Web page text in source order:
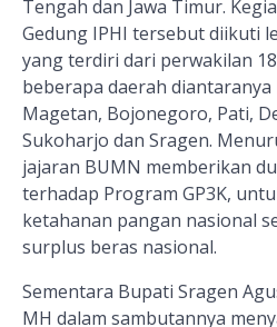
Tengah dan Jawa Timur.
Gedung IPHI tersebut diikuti
yang terdiri dari perwakilan
beberapa daerah
Magetan, Bojonegoro, Pati,
Sukoharjo dan Sragen.
jajaran BUMN memberikan
terhadap Program GP3K,
ketahanan pangan nasional
surplus beras nasional.
Sementara Bupati Sragen
MH dalam sambutannya